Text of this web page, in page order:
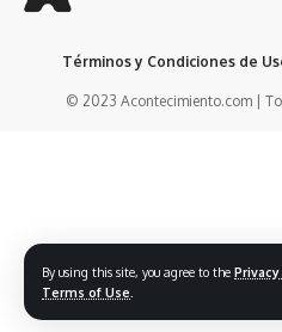
By using this site, you agree to the
Terms of Use
© 2023 Acontecimiento.com |
Términos y Condiciones de